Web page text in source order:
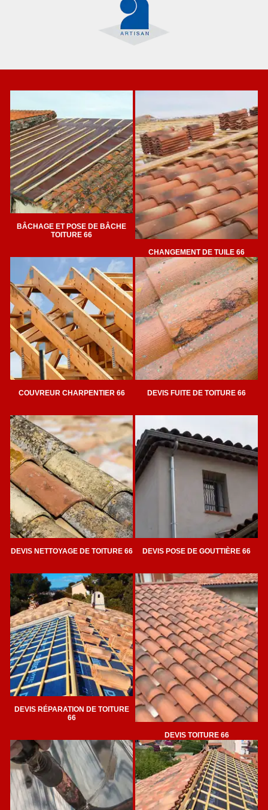
BÂCHAGE ET POSE DE BÂCHE
TOITURE 66
CHANGEMENT DE TUILE 66
COUVREUR CHARPENTIER 66 DEVIS FUITE DE TOITURE 66
DEVIS NETTOYAGE DE TOITURE 66 DEVIS POSE DE GOUTTIÈRE 66
DEVIS RÉPARATION DE TOITURE
66
DEVIS TOITURE 66